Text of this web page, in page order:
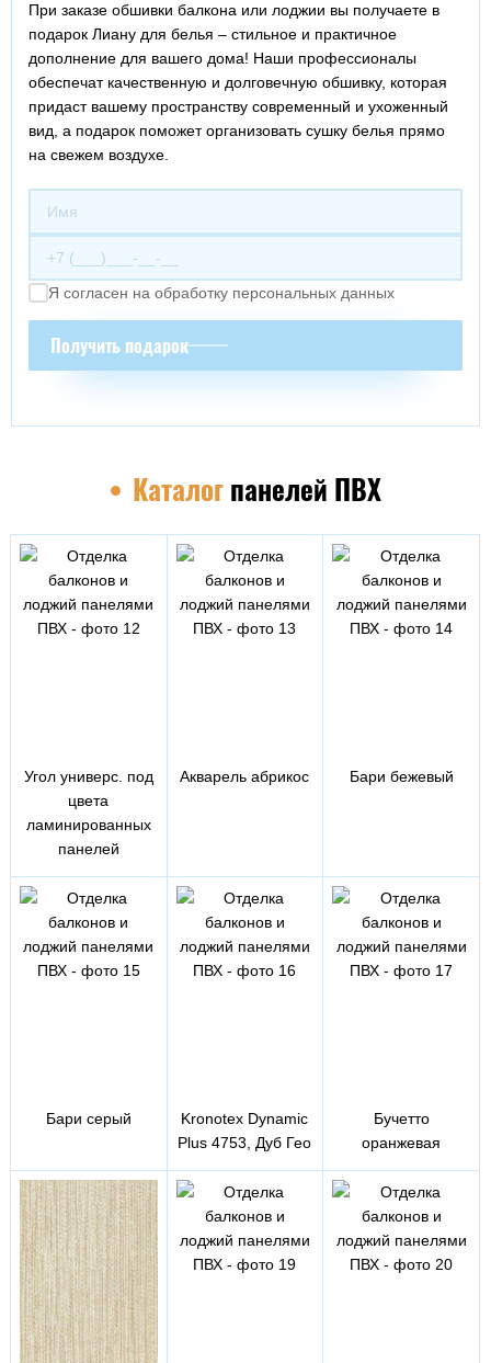
При заказе обшивки балкона или лоджии вы получаете в
подарок Лиану для белья – стильное и практичное
дополнение для вашего дома! Наши профессионалы
обеспечат качественную и долговечную обшивку, которая
придаст вашему пространству современный и ухоженный
вид, а подарок поможет организовать сушку белья прямо
на свежем воздухе.
Я согласен на обработку персональных данных
Получить подарок
Каталогпанелей ПВХ
Угол универс. под
цвета
ламинированных
панелей
Акварель абрикос Бари бежевый
Бари серый
Kronotex Dynamic
Plus 4753, Дуб Гео
Бучетто
оранжевая